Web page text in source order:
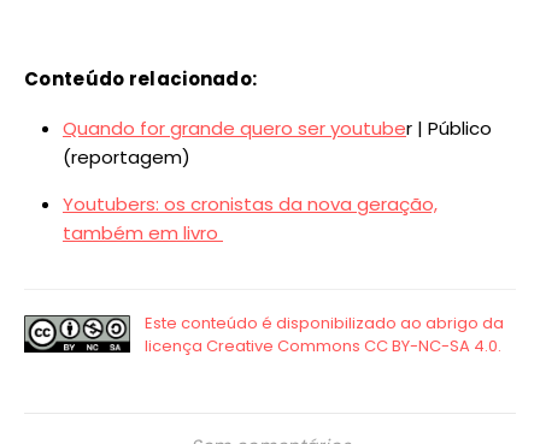
Conteúdo relacionado:
Quando for grande quero ser youtuber | Público
(reportagem)
Youtubers: os cronistas da nova geração,
também em livro